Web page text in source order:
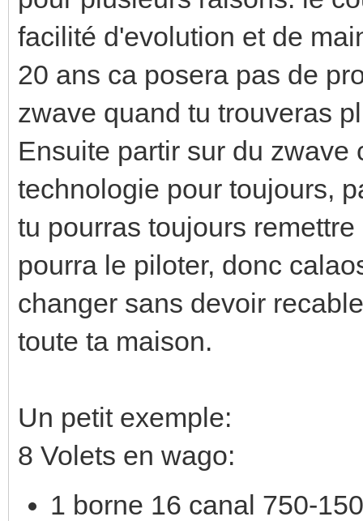
facilité d'evolution et de
20 ans ca posera pas de
zwave quand tu trouveras
Ensuite partir sur du zwave
technologie pour toujours,
tu pourras toujours
pourra le piloter, donc
changer sans devoir
toute ta maison.
Un petit exemple:
8 Volets en wago:
1 borne 16 canal 750-